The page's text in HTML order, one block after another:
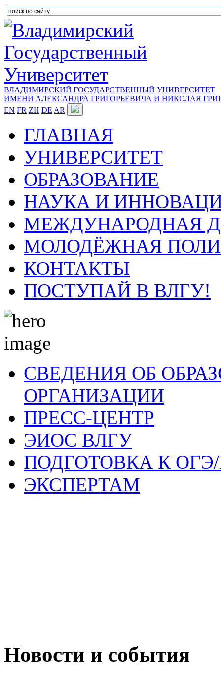
ВЛАДИМИРСКИЙ ГОСУДАРСТВЕННЫЙ УНИВЕРСИТЕТ
ИМЕНИ АЛЕКСАНДРА ГРИГОРЬЕВИЧА И НИКОЛАЯ
EN FR ZH DE AR
ГЛАВНАЯ
УНИВЕРСИТЕТ
ОБРАЗОВАНИЕ
НАУКА И
МЕЖДУНАРОДНАЯ
МОЛОДЁЖНАЯ
КОНТАКТЫ
ПОСТУПАЙ В ВЛГУ!
СВЕДЕНИЯ ОБ
ОРГАНИЗАЦИИ
ПРЕСС-ЦЕНТР
ЭИОС ВЛГУ
ПОДГОТОВКА К
ЭКСПЕРТАМ
Новости и события